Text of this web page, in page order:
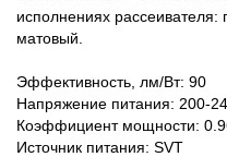
исполнениях рассеивателя:
матовый.
Эффективность, лм/Вт: 90
Напряжение питания: 200-
Коэффициент мощности:
Источник питания: SVT